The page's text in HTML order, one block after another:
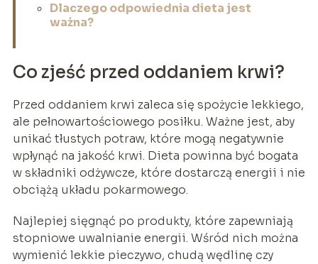
Dlaczego odpowiednia dieta jest
ważna?
Co zjeść przed oddaniem krwi?
Przed oddaniem krwi zaleca się spożycie lekkiego,
ale pełnowartościowego posiłku. Ważne jest, aby
unikać tłustych potraw, które mogą negatywnie
wpłynąć na jakość krwi. Dieta powinna być bogata
w składniki odżywcze, które dostarczą energii i nie
obciążą układu pokarmowego.
Najlepiej sięgnąć po produkty, które zapewniają
stopniowe uwalnianie energii. Wśród nich można
wymienić lekkie pieczywo, chudą wędlinę czy